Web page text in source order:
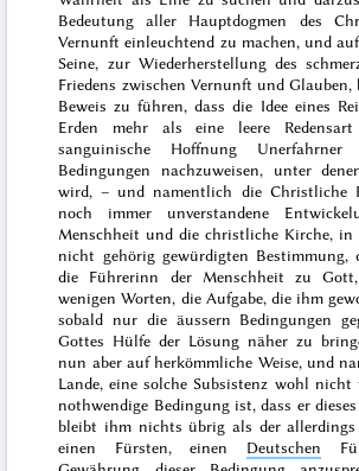
Bedeutung aller Hauptdogmen des
Vernunft einleuchtend zu machen, und auf
Seine, zur Wiederherstellung des
Friedens zwischen Vernunft und Glauben,
Beweis zu führen, dass die Idee eines
Erden mehr als eine leere
sanguinische Hoffnung
Bedingungen nachzuweisen, unter
wird, – und namentlich die Christliche
noch immer unverstandene
Menschheit und die christliche Kirche,
nicht gehörig gewürdigten Bestimmung,
die Führerinn der Menschheit zu
wenigen Worten, die Aufgabe, die ihm
sobald nur die äussern Bedingungen
Gottes Hülfe der Lösung näher zu
nun aber auf herkömmliche Weise, und
Lande, eine solche Subsistenz wohl
nothwendige Bedingung ist, dass er
bleibt ihm nichts übrig als der allerdings
einen Fürsten, einen Deutschen